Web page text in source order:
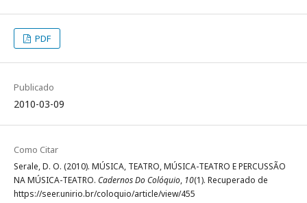
PDF
Publicado
2010-03-09
Como Citar
Serale, D. O. (2010). MÚSICA, TEATRO, MÚSICA-TEATRO E PERCUSSÃO
NA MÚSICA-TEATRO. Cadernos Do Colóquio, 10(1). Recuperado de
https://seer.unirio.br/coloquio/article/view/455